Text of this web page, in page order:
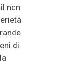
non
di